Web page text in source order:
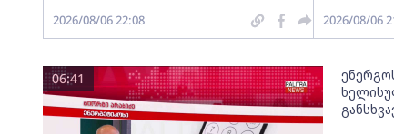
2026/08/06 22:08 2026/08/06
06:41